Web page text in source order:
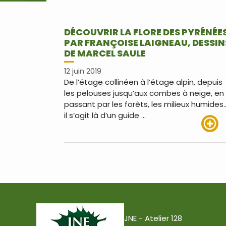
DÉCOUVRIR LA FLORE DES
PAR FRANÇOISE LAIGNEAU,
DE MARCEL SAULE
12 juin 2019
De l’étage collinéen à l’étage alpin, depuis
les pelouses jusqu’aux combes à neige, en
passant par les forêts, les milieux
il s’agit là d’un guide …
JNE - Atelier 128